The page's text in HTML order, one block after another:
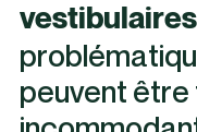
vestibulaires
peuvent être